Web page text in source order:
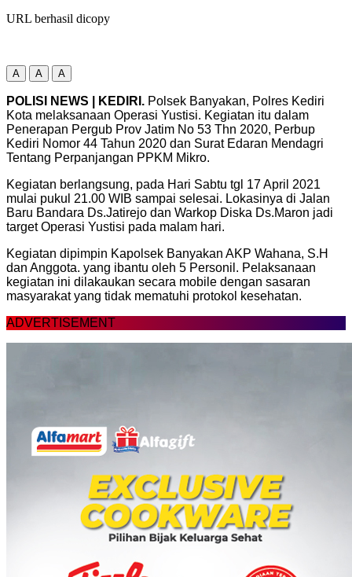
URL berhasil dicopy
A A A
POLISI NEWS | KEDIRI. Polsek Banyakan, Polres Kediri
Kota melaksanaan Operasi Yustisi. Kegiatan itu dalam
Penerapan Pergub Prov Jatim No 53 Thn 2020, Perbup
Kediri Nomor 44 Tahun 2020 dan Surat Edaran Mendagri
Tentang Perpanjangan PPKM Mikro.
Kegiatan berlangsung, pada Hari Sabtu tgl 17 April 2021
mulai pukul 21.00 WIB sampai selesai. Lokasinya di Jalan
Baru Bandara Ds.Jatirejo dan Warkop Diska Ds.Maron jadi
target Operasi Yustisi pada malam hari.
Kegiatan dipimpin Kapolsek Banyakan AKP Wahana, S.H
dan Anggota. yang ibantu oleh 5 Personil. Pelaksanaan
kegiatan ini dilakaukan secara mobile dengan sasaran
masyarakat yang tidak mematuhi protokol kesehatan.
ADVERTISEMENT